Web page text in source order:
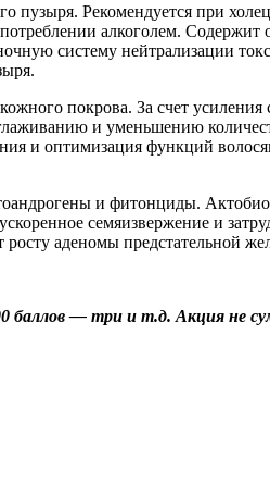
пузыря. Рекомендуется при
алкоголем.
систему нейтрализации
покрова. За счет усиления
и уменьшению
и оптимизация функций
и фитонциды.
семяизвержение и
аденомы предстательной
баллов — три и т.д. Акция не